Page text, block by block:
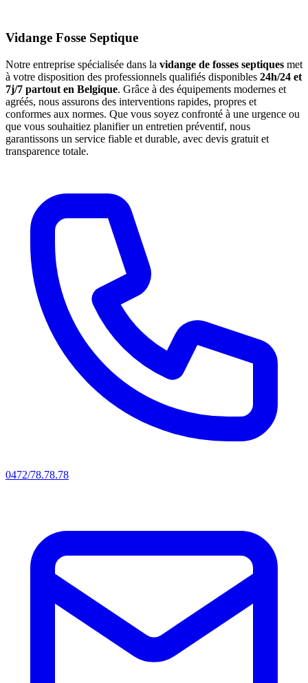
Vidange Fosse Septique
Notre entreprise spécialisée dans la vidange de fosses septiques met
à votre disposition des professionnels qualifiés disponibles 24h/24 et
7j/7 partout en Belgique. Grâce à des équipements modernes et
agréés, nous assurons des interventions rapides, propres et
conformes aux normes. Que vous soyez confronté à une urgence ou
que vous souhaitiez planifier un entretien préventif, nous
garantissons un service fiable et durable, avec devis gratuit et
transparence totale.
0472/78.78.78